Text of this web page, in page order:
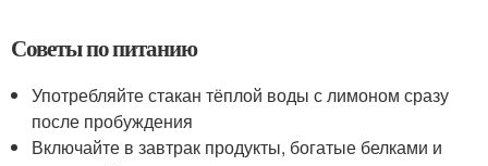
Советы по питанию
Употребляйте стакан тёплой воды с лимоном сразу
после пробуждения
Включайте в завтрак продукты, богатые белками и